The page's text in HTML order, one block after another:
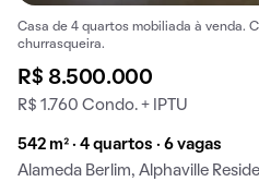
Casa de 4 quartos mobiliada à venda.
churrasqueira.
R$ 8.500.000
R$ 1.760 Condo. + IPTU
542 m² · 4 quartos · 6 vagas
Alameda Berlim, Alphaville